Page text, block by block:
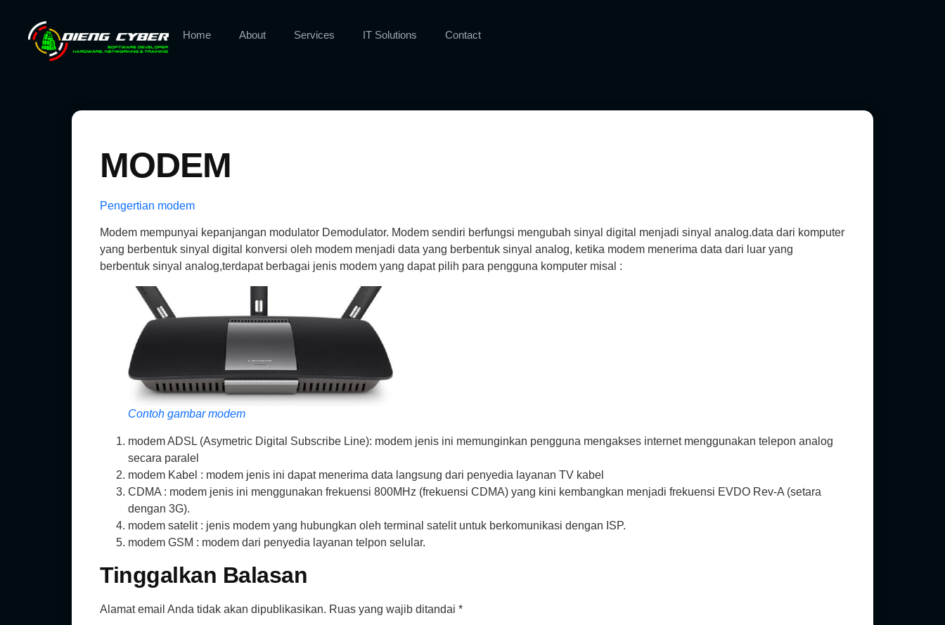
Home About Services IT Solutions Contact
MODEM
Pengertian modem
Modem mempunyai kepanjangan modulator Demodulator. Modem sendiri berfungsi mengubah sinyal digital menjadi sinyal analog.data dari komputer
yang berbentuk sinyal digital konversi oleh modem menjadi data yang berbentuk sinyal analog, ketika modem menerima data dari luar yang
berbentuk sinyal analog,terdapat berbagai jenis modem yang dapat pilih para pengguna komputer misal :
Contoh gambar modem
modem ADSL (Asymetric Digital Subscribe Line): modem jenis ini memunginkan pengguna mengakses internet menggunakan telepon analog
secara paralel
modem Kabel : modem jenis ini dapat menerima data langsung dari penyedia layanan TV kabel
CDMA : modem jenis ini menggunakan frekuensi 800MHz (frekuensi CDMA) yang kini kembangkan menjadi frekuensi EVDO Rev-A (setara
dengan 3G).
modem satelit : jenis modem yang hubungkan oleh terminal satelit untuk berkomunikasi dengan ISP.
modem GSM : modem dari penyedia layanan telpon selular.
Tinggalkan Balasan
Alamat email Anda tidak akan dipublikasikan. Ruas yang wajib ditandai *